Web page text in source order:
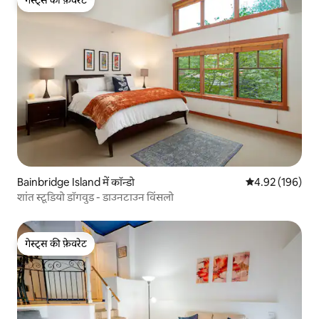
गेस्ट्स की फ़ेवरेट
Bainbridge Island में कॉन्डो औसत रेटिंग 5 में से
4.92 (196)
शांत स्टूडियो डॉगवुड - डाउनटाउन विंसलो
गेस्ट्स की फ़ेवरेट
गेस्ट्स की फ़ेवरेट